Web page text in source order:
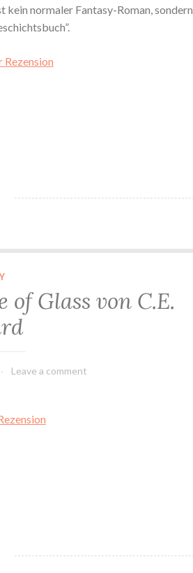
kein normaler Fantasy-Roman, sondern
von C.E. Bernard
of Glass von C.E.
Leave a comment